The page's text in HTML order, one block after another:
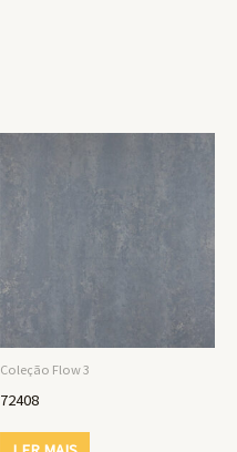
Coleção Flow 3
72408